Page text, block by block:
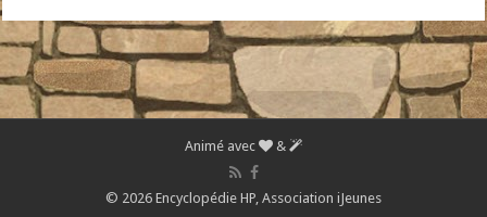
Animé avec &
© 2026 Encyclopédie HP, Association iJeunes